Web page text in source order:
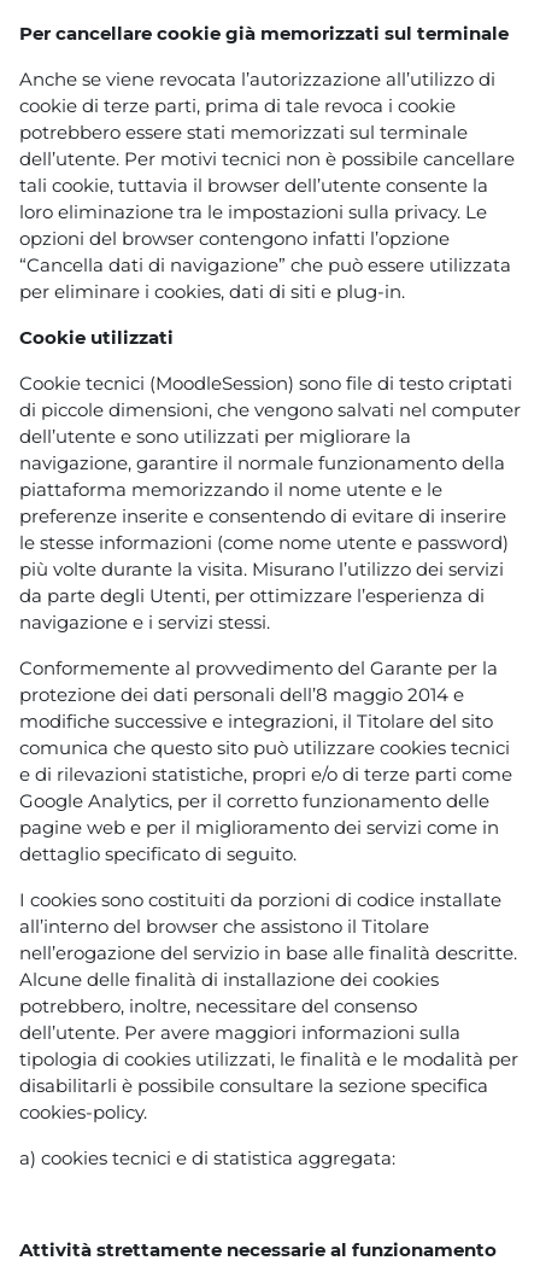
Per cancellare cookie già memorizzati sul terminale
Anche se viene revocata l’autorizzazione all’utilizzo di
cookie di terze parti, prima di tale revoca i cookie
potrebbero essere stati memorizzati sul terminale
dell’utente. Per motivi tecnici non è possibile cancellare
tali cookie, tuttavia il browser dell’utente consente la
loro eliminazione tra le impostazioni sulla privacy. Le
opzioni del browser contengono infatti l’opzione
“Cancella dati di navigazione” che può essere utilizzata
per eliminare i cookies, dati di siti e plug-in.
Cookie utilizzati
Cookie tecnici (MoodleSession) sono file di testo criptati
di piccole dimensioni, che vengono salvati nel computer
dell’utente e sono utilizzati per migliorare la
navigazione, garantire il normale funzionamento della
piattaforma memorizzando il nome utente e le
preferenze inserite e consentendo di evitare di inserire
le stesse informazioni (come nome utente e password)
più volte durante la visita. Misurano l’utilizzo dei servizi
da parte degli Utenti, per ottimizzare l’esperienza di
navigazione e i servizi stessi.
Conformemente al provvedimento del Garante per la
protezione dei dati personali dell’8 maggio 2014 e
modifiche successive e integrazioni, il Titolare del sito
comunica che questo sito può utilizzare cookies tecnici
e di rilevazioni statistiche, propri e/o di terze parti come
Google Analytics, per il corretto funzionamento delle
pagine web e per il miglioramento dei servizi come in
dettaglio specificato di seguito.
I cookies sono costituiti da porzioni di codice installate
all’interno del browser che assistono il Titolare
nell’erogazione del servizio in base alle finalità descritte.
Alcune delle finalità di installazione dei cookies
potrebbero, inoltre, necessitare del consenso
dell’utente. Per avere maggiori informazioni sulla
tipologia di cookies utilizzati, le finalità e le modalità per
disabilitarli è possibile consultare la sezione specifica
cookies-policy.
a) cookies tecnici e di statistica aggregata:
Attività strettamente necessarie al funzionamento